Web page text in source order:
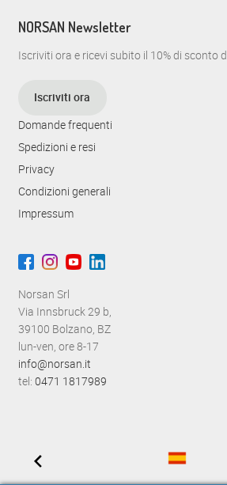
NORSAN Newsletter
Iscriviti ora e ricevi subito il 10% di sconto
Iscriviti ora
Domande frequenti
Spedizioni e resi
Privacy
Condizioni generali
Impressum
Norsan Srl
Via Innsbruck 29 b,
39100 Bolzano, BZ
lun-ven, ore 8-17
info@norsan.it
tel: 0471 1817989